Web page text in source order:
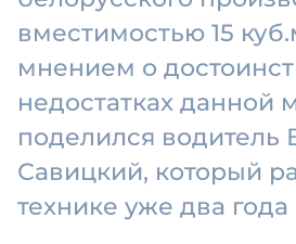
вместимостью 15
мнением о
недостатках данной
поделился водитель
Савицкий, который
технике уже два года